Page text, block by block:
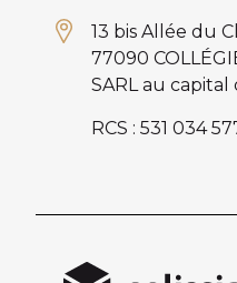
13 bis Allée du
77090
SARL au capital
RCS : 531 034